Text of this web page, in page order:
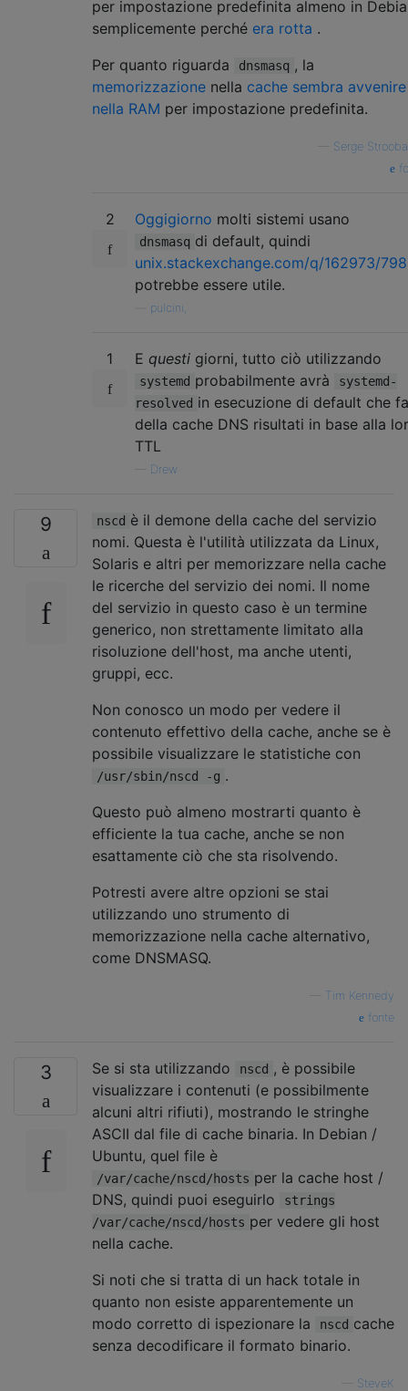
per impostazione predefinita almeno in
semplicemente perché era rotta .
Per quanto riguarda
dnsmasq , la
memorizzazione nella cache sembra avvenire
nella RAM per impostazione predefinita.
Serge
2 Oggigiorno molti sistemi usano
dnsmasq di default, quindi
unix.stackexchange.com/q/162973/
potrebbe essere utile.
pulcini,
1 E questi giorni, tutto ciò utilizzando
systemd probabilmente avrà
systemd-
resolved in esecuzione di default che fa
della cache DNS risultati in base alla
TTL
Drew
9 nscd è il demone della cache del servizio
nomi. Questa è l'utilità utilizzata da Linux,
Solaris e altri per memorizzare nella cache
le ricerche del servizio dei nomi. Il nome
del servizio in questo caso è un termine
generico, non strettamente limitato alla
risoluzione dell'host, ma anche utenti,
gruppi, ecc.
Non conosco un modo per vedere il
contenuto effettivo della cache, anche se è
possibile visualizzare le statistiche con
/usr/sbin/nscd -g .
Questo può almeno mostrarti quanto è
efficiente la tua cache, anche se non
esattamente ciò che sta risolvendo.
Potresti avere altre opzioni se stai
utilizzando uno strumento di
memorizzazione nella cache alternativo,
come DNSMASQ.
Tim Kennedy
fonte
3 Se si sta utilizzando nscd , è possibile
visualizzare i contenuti (e possibilmente
alcuni altri rifiuti), mostrando le stringhe
ASCII dal file di cache binaria. In Debian /
Ubuntu, quel file è
/var/cache/nscd/hosts per la cache host /
DNS, quindi puoi eseguirlo
strings
/var/cache/nscd/hosts per vedere gli host
nella cache.
Si noti che si tratta di un hack totale in
quanto non esiste apparentemente un
modo corretto di ispezionare la
nscd cache
senza decodificare il formato binario.
SteveK